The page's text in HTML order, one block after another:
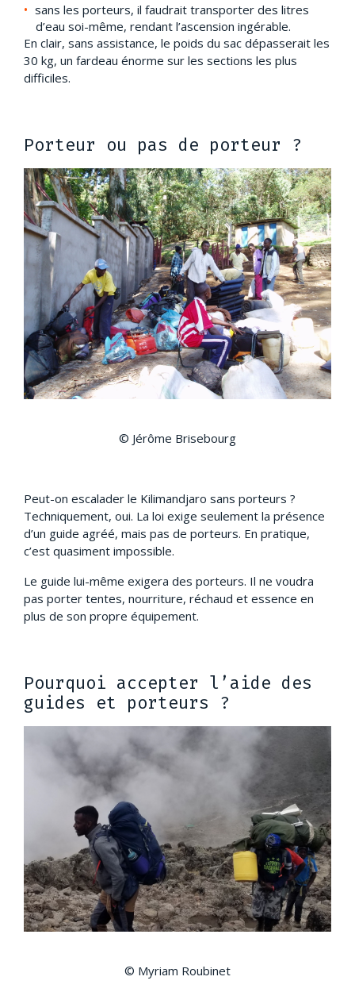
sans les porteurs, il faudrait transporter des litres
d’eau soi-même, rendant l’ascension ingérable.
En clair, sans assistance, le poids du sac dépasserait les
30 kg, un fardeau énorme sur les sections les plus
difficiles.
Porteur ou pas de porteur ?
© Jérôme Brisebourg
Peut-on escalader le Kilimandjaro sans porteurs ?
Techniquement, oui. La loi exige seulement la présence
d’un guide agréé, mais pas de porteurs. En pratique,
c’est quasiment impossible.
Le guide lui-même exigera des porteurs. Il ne voudra
pas porter tentes, nourriture, réchaud et essence en
plus de son propre équipement.
Pourquoi accepter l’aide des
guides et porteurs ?
© Myriam Roubinet